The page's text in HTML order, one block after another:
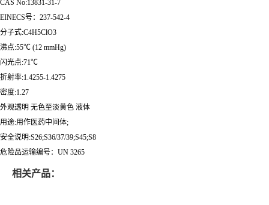
CAS No:13831-31-7
EINECS号：237-542-4
分子式:C4H5ClO3
沸点:55℃ (12 mmHg)
闪光点:71℃
折射率:1.4255-1.4275
密度:1.27
外观透明 无色至淡黄色 液体
用途:用作医药中间体;
安全说明:S26;S36/37/39;S45;S8
危险品运输编号：UN 3265
相关产品：